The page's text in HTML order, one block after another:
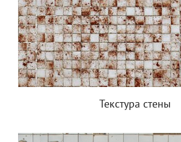
Текстура стены